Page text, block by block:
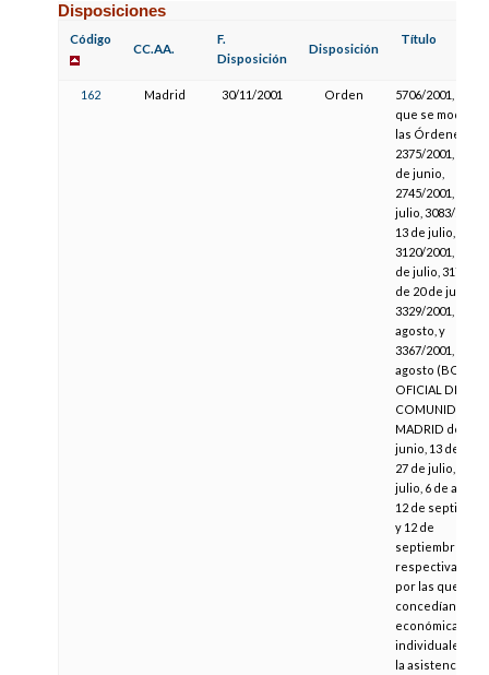
Disposiciones
Código
CC.AA.
F.
Disposición
Disposición
Título
162 Madrid 30/11/2001 Orden
5706/2001, por la
que se
las Órdenes
2375/2001, de 14
de junio,
2745/2001, de 4
julio, 3083/2001,
13 de julio,
3120/2001, de 17
de julio, 3174/
de 20 de julio,
3329/2001, de 2
agosto, y
3367/2001, de 3
agosto
OFICIAL DE LA
COMUNIDAD
MADRID de 29
junio, 13 de julio,
27 de julio, 30 de
julio, 6 de
12 de
y 12 de
septiembre,
por las que se
concedían
económicas
individuales
la asistencia a